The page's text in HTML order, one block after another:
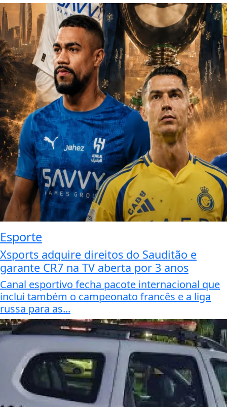
Esporte
Xsports adquire direitos do Sauditão e
garante CR7 na TV aberta por 3 anos
Canal esportivo fecha pacote internacional que
inclui também o campeonato francês e a liga
russa para as...